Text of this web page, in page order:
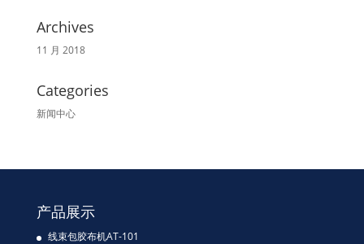
Archives
11 月 2018
Categories
新闻中心
产品展示
线束包胶布机AT-101